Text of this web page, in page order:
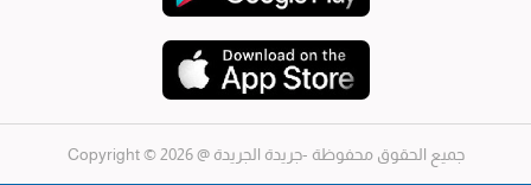
جميع الحقوق محفوظة -جريدة الجريدة@ 2026 © Copyright